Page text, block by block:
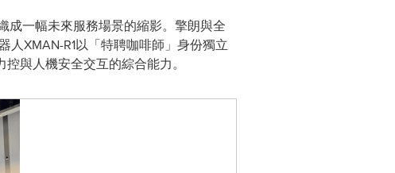
成一幅未來服務場景的縮影。擎朗與全
XMAN-R1以「特聘咖啡師」身份獨立
與人機安全交互的綜合能力。